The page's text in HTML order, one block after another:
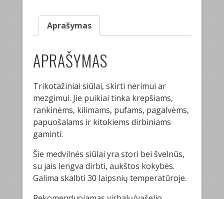
Aprašymas
APRAŠYMAS
Trikotažiniai siūlai, skirti nėrimui ar
mezgimui. Jie puikiai tinka krepšiams,
rankinėms, kilimams, pufams, pagalvėms,
papuošalams ir kitokiems dirbiniams
gaminti.
Šie medvilnės siūlai yra stori bei švelnūs,
su jais lengva dirbti, aukštos kokybės.
Galima skalbti 30 laipsnių temperatūroje.